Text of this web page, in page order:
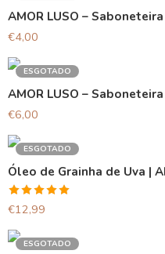
AMOR LUSO –
€4,00
ESGOTADO
AMOR LUSO –
€6,00
ESGOTADO
Óleo de Grainha de Uva |
Avaliação
5.00
€12,99
ESGOTADO